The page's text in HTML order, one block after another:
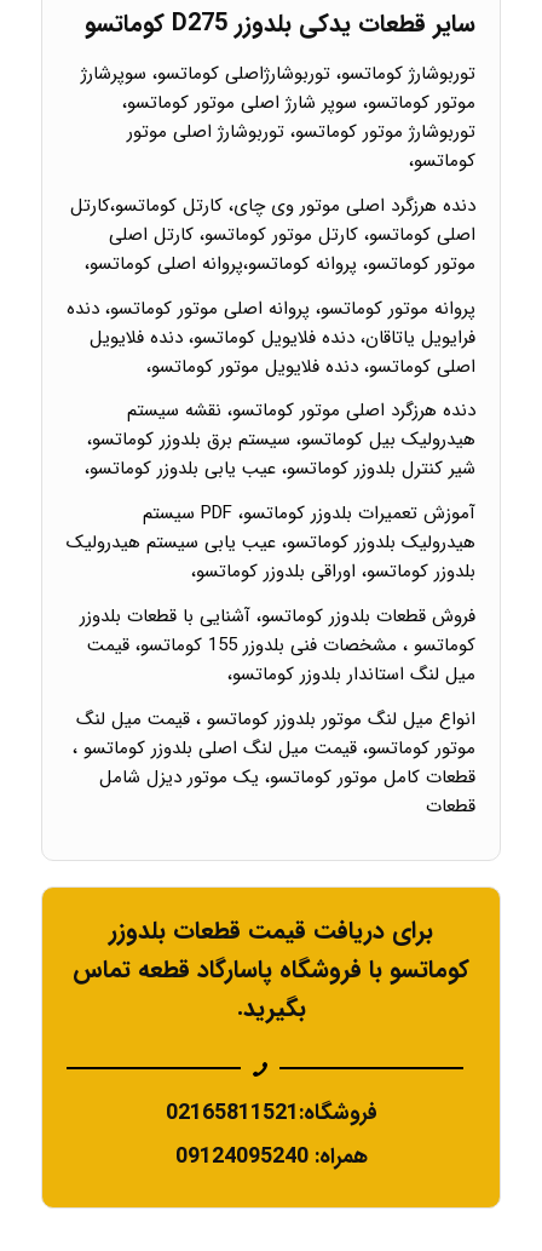
سایر قطعات یدکی بلدوزر D275 کوماتسو
توربوشارژ کوماتسو، توربوشارژاصلی کوماتسو، سوپرشارژ
موتور کوماتسو، سوپر شارژ اصلی موتور کوماتسو،
توربوشارژ موتور کوماتسو، توربوشارژ اصلی موتور
کوماتسو،
دنده هرزگرد اصلی موتور وی چای، کارتل کوماتسو،کارتل
اصلی کوماتسو، کارتل موتور کوماتسو، کارتل اصلی
موتور کوماتسو، پروانه کوماتسو،پروانه اصلی کوماتسو،
پروانه موتور کوماتسو، پروانه اصلی موتور کوماتسو، دنده
فرایویل یاتاقان، دنده فلایویل کوماتسو، دنده فلایویل
اصلی کوماتسو، دنده فلایویل موتور کوماتسو،
دنده هرزگرد اصلی موتور کوماتسو، نقشه سیستم
هیدرولیک بیل کوماتسو، سیستم برق بلدوزر کوماتسو،
شیر کنترل بلدوزر کوماتسو، عیب یابی بلدوزر کوماتسو،
آموزش تعمیرات بلدوزر کوماتسو، PDF سیستم
هیدرولیک بلدوزر کوماتسو، عیب یابی سیستم هیدرولیک
بلدوزر کوماتسو، اوراقی بلدوزر کوماتسو،
فروش قطعات بلدوزر کوماتسو، آشنایی با قطعات بلدوزر
کوماتسو ، مشخصات فنی بلدوزر 155 کوماتسو، قیمت
میل لنگ استاندار بلدوزر کوماتسو،
انواع میل لنگ موتور بلدوزر کوماتسو ، قیمت میل لنگ
موتور کوماتسو، قیمت میل لنگ اصلی بلدوزر کوماتسو ،
قطعات کامل موتور کوماتسو، یک موتور دیزل شامل
قطعات
برای دریافت قیمت قطعات بلدوزر
کوماتسو با فروشگاه پاسارگاد قطعه تماس
بگیرید.
فروشگاه:02165811521
همراه: 09124095240